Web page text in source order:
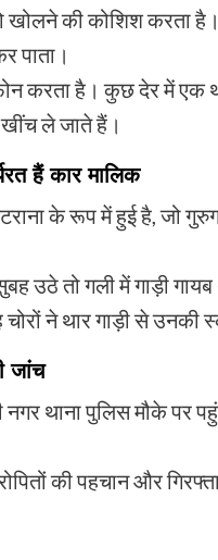
खोलने की कोशिश करता
पाता।
करता है। कुछ देर में एक
ले जाते हैं।
हैं कार मालिक
के रूप में हुई है, जो
उठे तो गली में गाड़ी
ने थार गाड़ी से उनकी
जांच
थाना पुलिस मौके पर
की पहचान और